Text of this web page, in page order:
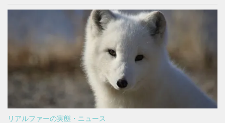
リアルファーの実態・ニュース